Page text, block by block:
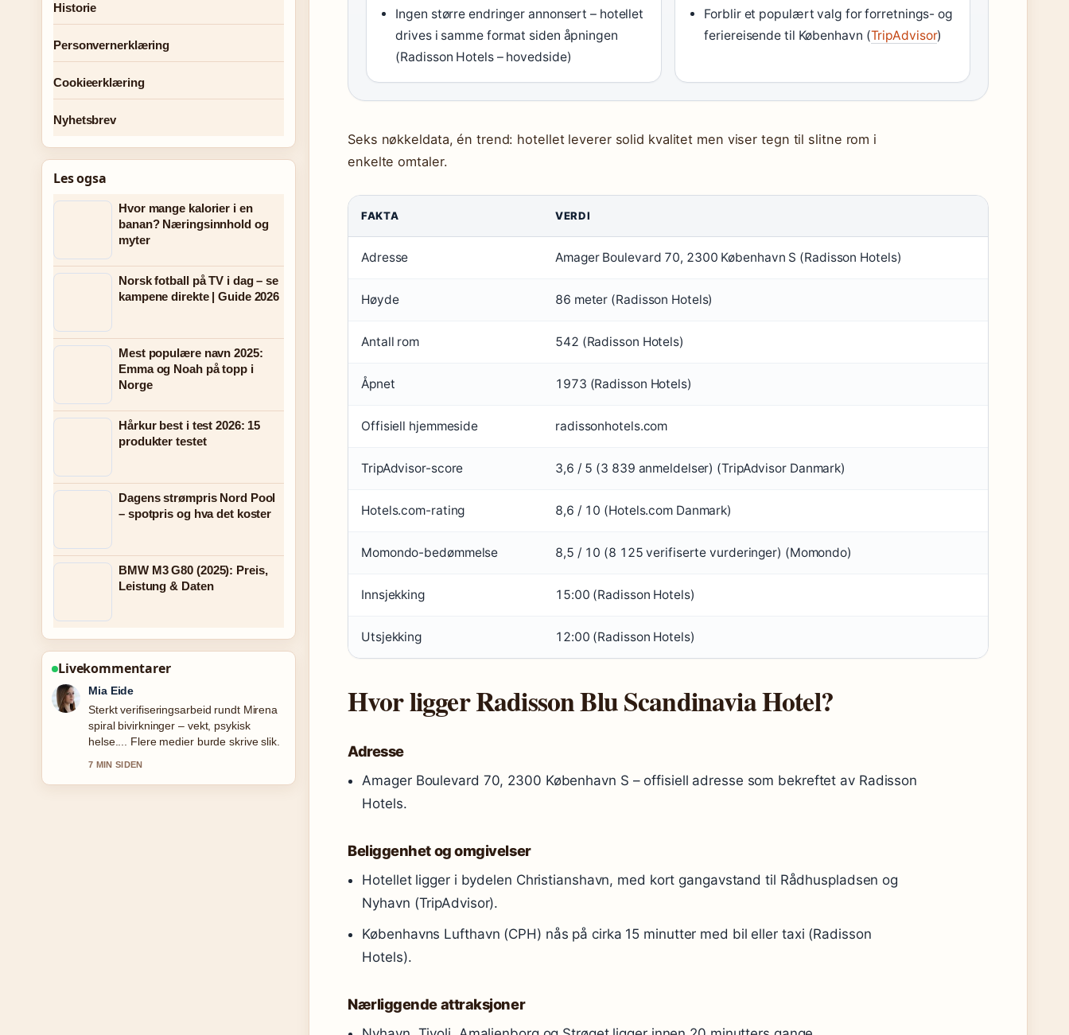
Ingen større endringer annonsert – hotellet
drives i samme format siden åpningen
(Radisson Hotels – hovedside)
Forblir et populært valg for forretnings- og
feriereisende til København (TripAdvisor)
Seks nøkkeldata, én trend: hotellet leverer solid kvalitet men viser tegn til slitne rom i
enkelte omtaler.
FAKTA VERDI
Adresse Amager Boulevard 70, 2300 København S (Radisson Hotels)
Høyde 86 meter (Radisson Hotels)
Antall rom 542 (Radisson Hotels)
Åpnet 1973 (Radisson Hotels)
Offisiell hjemmeside radissonhotels.com
TripAdvisor-score 3,6 / 5 (3 839 anmeldelser) (TripAdvisor Danmark)
Hotels.com-rating 8,6 / 10 (Hotels.com Danmark)
Momondo-bedømmelse 8,5 / 10 (8 125 verifiserte vurderinger) (Momondo)
Innsjekking 15:00 (Radisson Hotels)
Utsjekking 12:00 (Radisson Hotels)
Hvor ligger Radisson Blu Scandinavia Hotel?
Adresse
Amager Boulevard 70, 2300 København S – offisiell adresse som bekreftet av Radisson
Hotels.
Beliggenhet og omgivelser
Hotellet ligger i bydelen Christianshavn, med kort gangavstand til Rådhuspladsen og
Nyhavn (TripAdvisor).
Københavns Lufthavn (CPH) nås på cirka 15 minutter med bil eller taxi (Radisson
Hotels).
Nærliggende attraksjoner
Historie
Personvernerklæring
Cookieerklæring
Nyhetsbrev
Les ogsa
Hvor mange kalorier i en
banan? Næringsinnhold og
myter
Norsk fotball på TV i dag – se
kampene direkte | Guide 2026
Mest populære navn 2025:
Emma og Noah på topp i
Norge
Hårkur best i test 2026: 15
produkter testet
Dagens strømpris Nord Pool
– spotpris og hva det koster
BMW M3 G80 (2025): Preis,
Leistung & Daten
Livekommentarer
Henrik Solberg
God gjennomgang av Karate Kid:
Legends &#8211; Alt du trenger....
Dette er den klarest oppsummeringen i